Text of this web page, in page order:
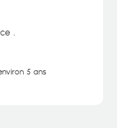
.
5 ans